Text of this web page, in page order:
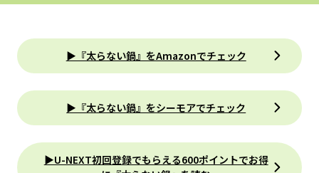
▶『太らない鍋』をAmazonでチェック
▶『太らない鍋』をシーモアでチェック
▶U-NEXT初回登録でもらえる600ポイントでお得